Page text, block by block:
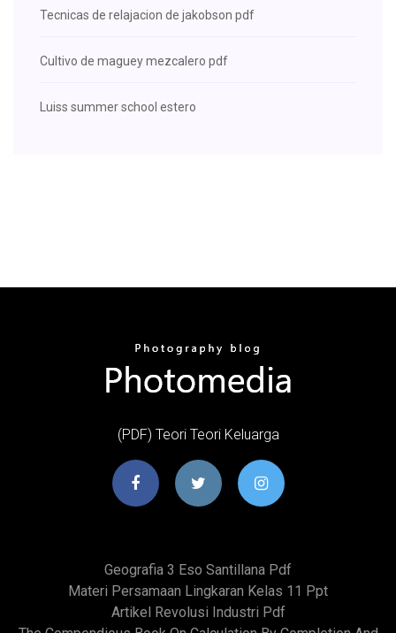
Tecnicas de relajacion de jakobson pdf
Cultivo de maguey mezcalero pdf
Luiss summer school estero
(PDF) Teori Teori Keluarga
Geografia 3 Eso Santillana Pdf
Materi Persamaan Lingkaran Kelas 11 Ppt
Artikel Revolusi Industri Pdf